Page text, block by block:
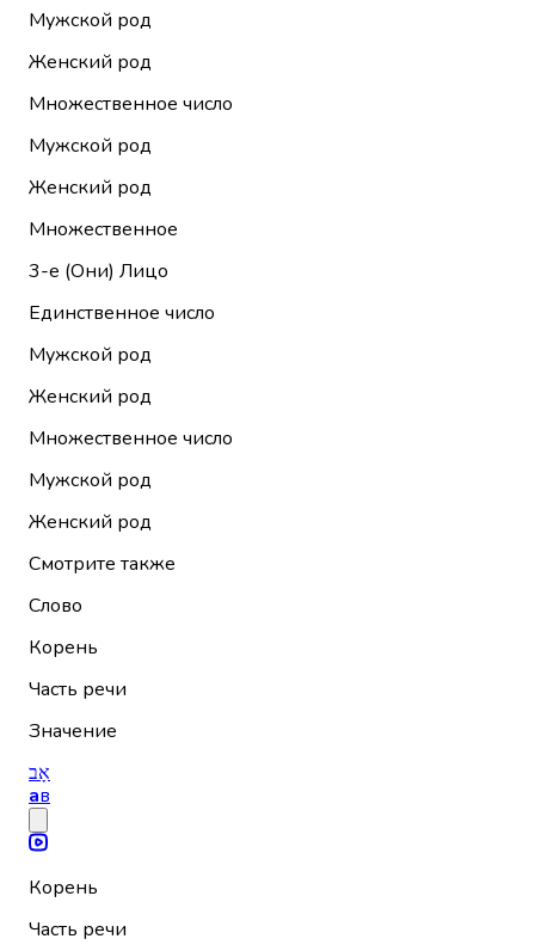
Мужской род
Женский род
Множественное число
Мужской род
Женский род
Множественное
3-е (Они) Лицо
Единственное число
Мужской род
Женский род
Множественное число
Мужской род
Женский род
Смотрите также
Слово
Корень
Часть речи
Значение
אָב
ав
Корень
Часть речи